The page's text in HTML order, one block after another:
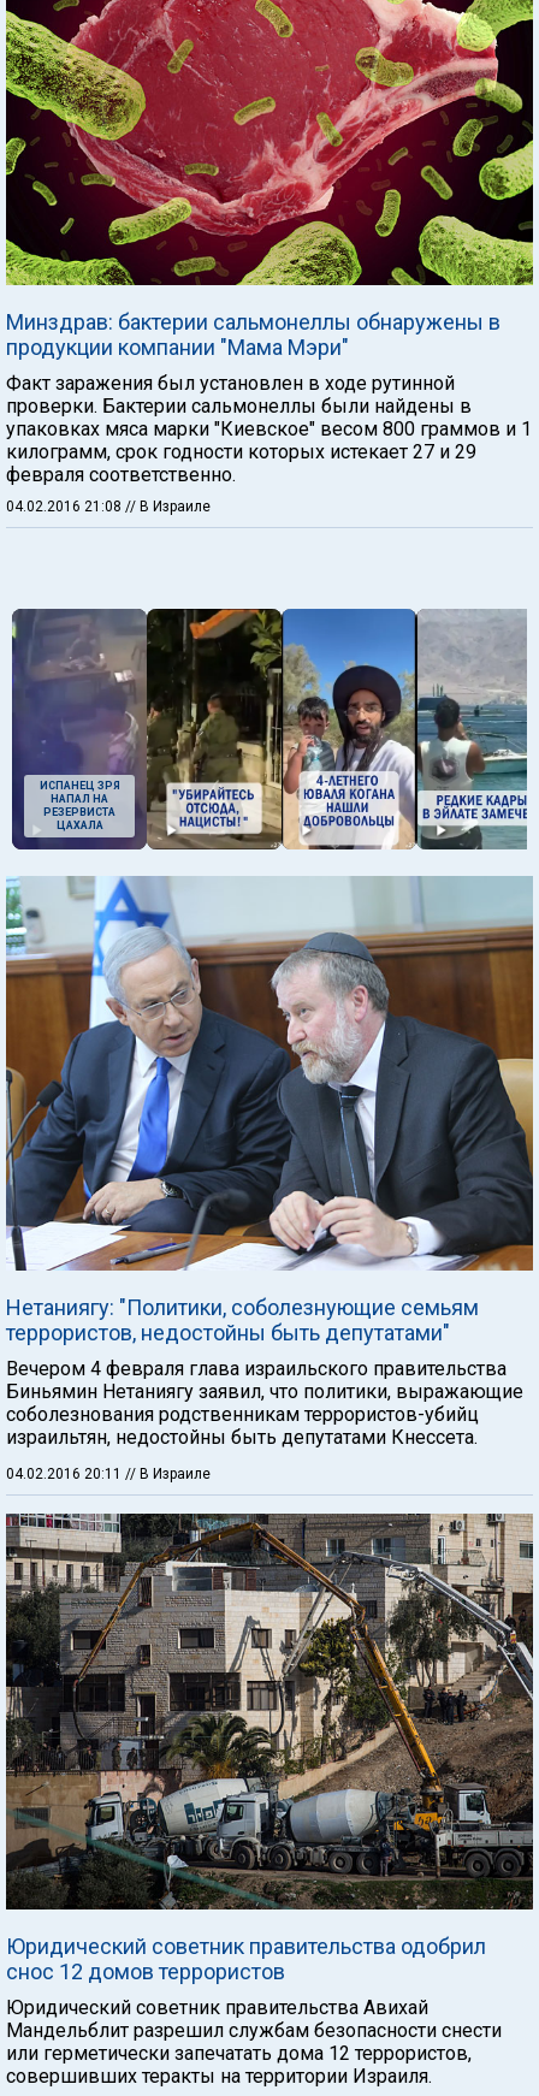
Минздрав: бактерии сальмонеллы обнаружены в
продукции компании "Мама Мэри"
Факт заражения был установлен в ходе рутинной
проверки. Бактерии сальмонеллы были найдены в
упаковках мяса марки "Киевское" весом 800 граммов и 1
килограмм, срок годности которых истекает 27 и 29
февраля соответственно.
04.02.2016 21:08 // В Израиле
ИСПАНЕЦ ЗРЯ
НАПАЛ НА
РЕЗЕРВИСТА
ЦАХАЛА
Нетаниягу: "Политики, соболезнующие семьям
террористов, недостойны быть депутатами"
Вечером 4 февраля глава израильского правительства
Биньямин Нетаниягу заявил, что политики, выражающие
соболезнования родственникам террористов-убийц
израильтян, недостойны быть депутатами Кнессета.
04.02.2016 20:11 // В Израиле
Юридический советник правительства одобрил
снос 12 домов террористов
Юридический советник правительства Авихай
Мандельблит разрешил службам безопасности снести
или герметически запечатать дома 12 террористов,
совершивших теракты на территории Израиля.